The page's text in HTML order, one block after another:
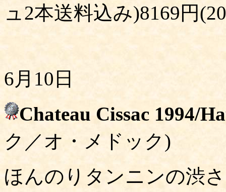
ュ2本送料込み)8169円
6月10日
Chateau Cissac 1994/
ク／オ・メドック)
ほんのりタンニンの渋